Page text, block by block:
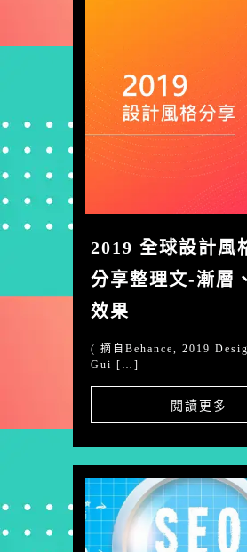
2019 全球設計風
分享整理文-漸層
效果
( 摘自Behance, 2019
Gui […]
閱讀更多